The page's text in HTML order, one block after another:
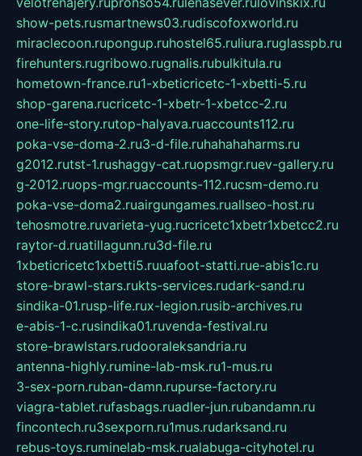
show-pets.rusmartnews03.rudiscofoxworld.ru
miraclecoon.rupongup.ruhostel65.ruliura.ruglasspb.ru
firehunters.rugribowo.rugnalis.rubulkitula.ru
hometown-france.ru1-xbeticricetc-1-xbetti-5.ru
shop-garena.rucricetc-1-xbetr-1-xbetcc-2.ru
one-life-story.rutop-halyava.ruaccounts112.ru
poka-vse-doma-2.ru3-d-file.ruhahahaharms.ru
g2012.rutst-1.rushaggy-cat.ruopsmgr.ruev-gallery.ru
g-2012.ruops-mgr.ruaccounts-112.rucsm-demo.ru
poka-vse-doma2.ruairgungames.ruallseo-host.ru
tehosmotre.ruvarieta-yug.rucricetc1xbetr1xbetcc2.ru
raytor-d.ruatillagunn.ru3d-file.ru
1xbeticricetc1xbetti5.ruuafoot-statti.rue-abis1c.ru
store-brawl-stars.rukts-services.rudark-sand.ru
sindika-01.rusp-life.rux-legion.rusib-archives.ru
e-abis-1-c.rusindika01.ruvenda-festival.ru
store-brawlstars.rudooraleksandria.ru
antenna-highly.rumine-lab-msk.ru1-mus.ru
3-sex-porn.ruban-damn.rupurse-factory.ru
viagra-tablet.rufasbags.ruadler-jun.rubandamn.ru
fincontech.ru3sexporn.ru1mus.rudarksand.ru
rebus-toys.ruminelab-msk.rualabuga-cityhotel.ru